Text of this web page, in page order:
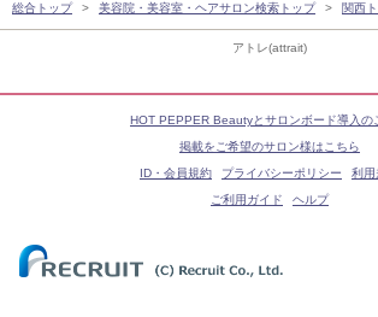
アトレ(attrait)
総合トップ 美容院・美容室・ヘアサロン検索トップ 関西
HOT PEPPER Beautyとサロンボード導入の
掲載をご希望のサロン様はこちら
ID・会員規約
プライバシーポリシー
利用
ご利用ガイド
ヘルプ